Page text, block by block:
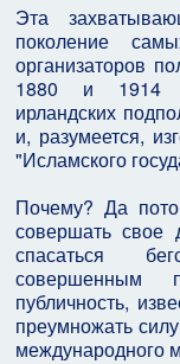
Эта
поколение
организаторов
1880 и 1914
ирландских
и, разумеется,
"Исламского
Почему? Да
совершать свое
спасаться
совершенным
публичность,
преумножать
международного